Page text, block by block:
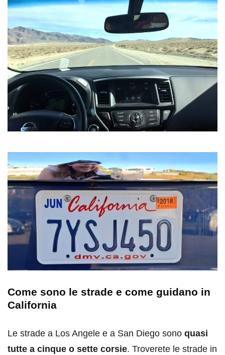
Come sono le strade e come guidano in
California
Le strade a Los Angele e a San Diego sono quasi
tutte a cinque o sette corsie. Troverete le strade in